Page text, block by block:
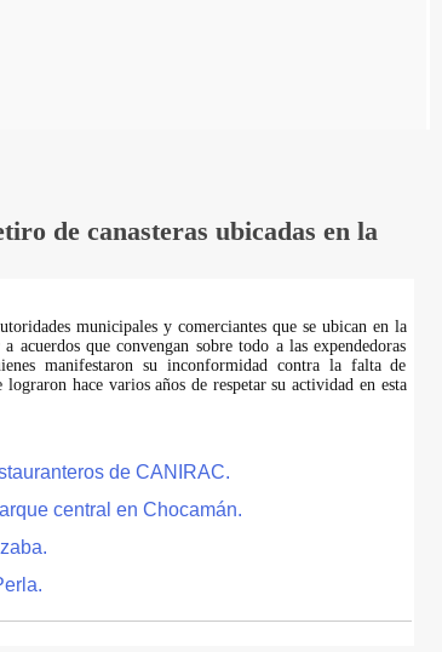
de canasteras ubicadas en la
municipales y comerciantes que se ubican en la
acuerdos que convengan sobre todo a las expendedoras
manifestaron su inconformidad contra la falta de
hace varios años de respetar su actividad en esta
de CANIRAC.
central en Chocamán.